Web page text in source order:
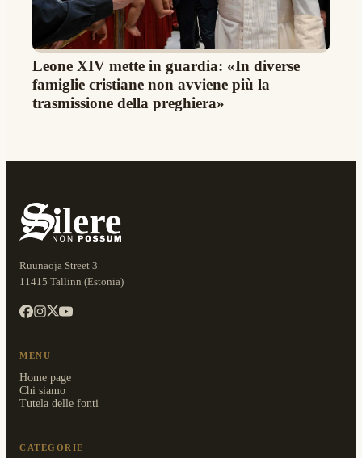
Leone XIV mette in guardia: «In diverse
famiglie cristiane non avviene più la
trasmissione della preghiera»
Ruunaoja Street 3
11415 Tallinn (Estonia)
MENU
Home page
Chi siamo
Tutela delle fonti
CATEGORIE